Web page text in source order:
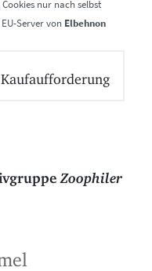
Elbehnon
Zoophiler